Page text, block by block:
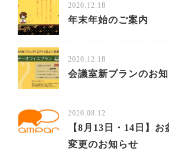
2020.12.18
年末年始のご案内
2020.12.18
会議室新プランのお
2020.08.12
【8月13日・14日】
変更のお知らせ